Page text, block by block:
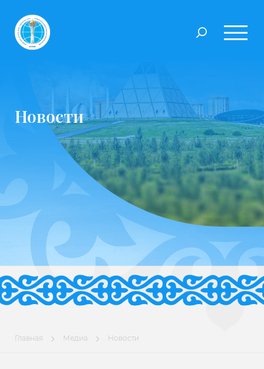
Новости
Главная Медиа Новости